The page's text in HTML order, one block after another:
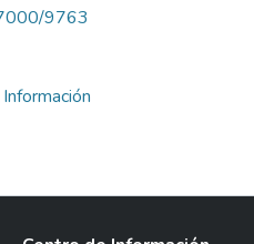
9763